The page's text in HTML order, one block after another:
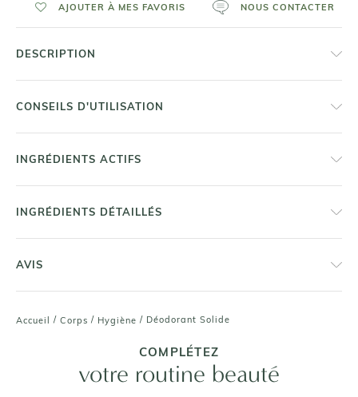
Accueil / Corps / Hygiène / Déodorant Solide
AJOUTER À MES FAVORIS NOUS CONTACTER
DESCRIPTION
CONSEILS D'UTILISATION
INGRÉDIENTS ACTIFS
INGRÉDIENTS DÉTAILLÉS
AVIS
COMPLÉTEZ
votre routine beauté